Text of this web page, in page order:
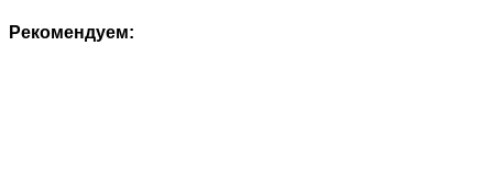
Рекомендуем: